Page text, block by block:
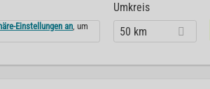
Einstellungen an, um
Umkreis
50 km